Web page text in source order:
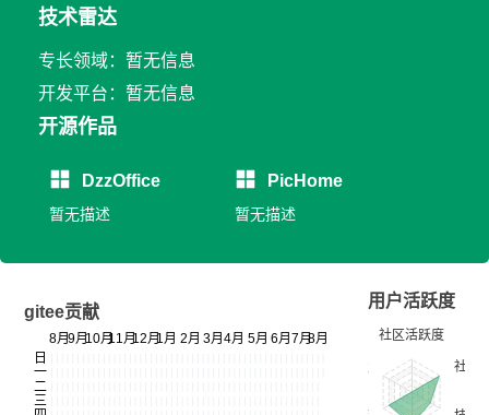
技术雷达
专长领域：暂无信息
开发平台：暂无信息
开源作品
DzzOffice
暂无描述
PicHome
暂无描述
gitee贡献
用户活跃度